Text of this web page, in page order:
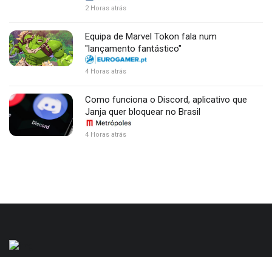
2 Horas atrás
Equipa de Marvel Tokon fala num
"lançamento fantástico"
4 Horas atrás
Como funciona o Discord, aplicativo que
Janja quer bloquear no Brasil
4 Horas atrás